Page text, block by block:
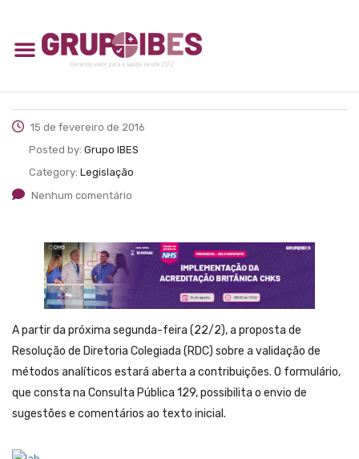
15 de fevereiro de 2016
Posted by: Grupo IBES
Category: Legislação
Nenhum comentário
A partir da próxima segunda-feira (22/2), a proposta de
Resolução de Diretoria Colegiada (RDC) sobre a validação de
métodos analíticos estará aberta a contribuições. O formulário,
que consta na Consulta Pública 129, possibilita o envio de
sugestões e comentários ao texto inicial.